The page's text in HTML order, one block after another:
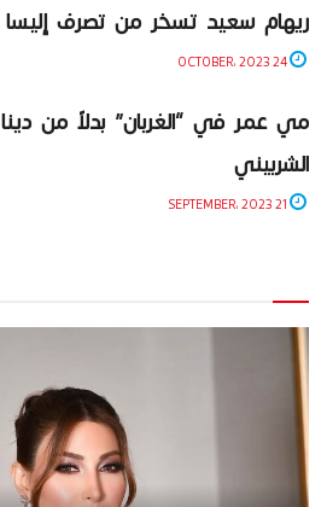
ريهام سعيد تسخر من تصرف إليسا
مي عمر في “الغربان” بدلاً من دينا
الشربيني